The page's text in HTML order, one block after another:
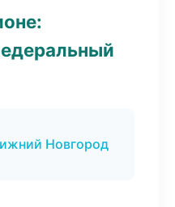
Новгород